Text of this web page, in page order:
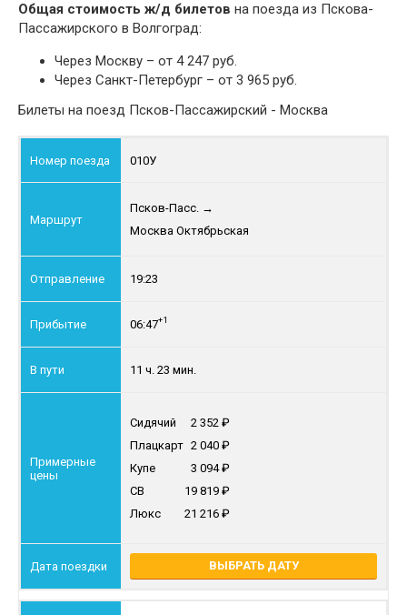
Общая стоимость ж/д билетов на поезда из Пскова-
Пассажирского в Волгоград:
Через Москву – от 4 247 руб.
Через Санкт-Петербург – от 3 965 руб.
Билеты на поезд Псков-Пассажирский - Москва
010У
Псков-Пасс. →
Москва Октябрьская
19:23
06:47+1
11 ч. 23 мин.
Сидячий
2 352
Плацкарт 2 040
Купе
3 094
СВ
19 819
Люкс
21 216
ВЫБРАТЬ ДАТУ